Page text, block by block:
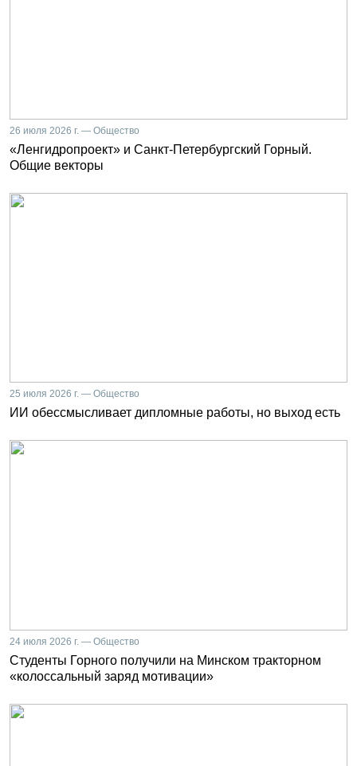
26 июля 2026 г. — Общество
«Ленгидропроект» и Санкт-Петербургский Горный.
Общие векторы
25 июля 2026 г. — Общество
ИИ обессмысливает дипломные работы, но выход есть
24 июля 2026 г. — Общество
Студенты Горного получили на Минском тракторном
«колоссальный заряд мотивации»